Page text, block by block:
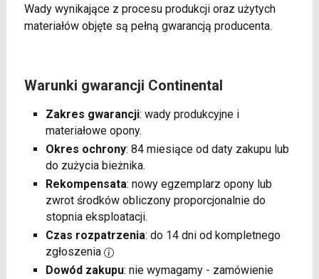
Wady wynikające z procesu produkcji oraz użytych
materiałów objęte są pełną gwarancją producenta.
Warunki gwarancji Continental
Zakres gwarancji: wady produkcyjne i
materiałowe opony.
Okres ochrony: 84 miesiące od daty zakupu lub
do zużycia bieżnika.
Rekompensata: nowy egzemplarz opony lub
zwrot środków obliczony proporcjonalnie do
stopnia eksploatacji.
Czas rozpatrzenia: do 14 dni od kompletnego
zgłoszenia
Dowód zakupu: nie wymagamy - zamówienie